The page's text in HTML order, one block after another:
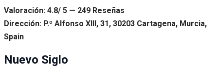
Valoración: 4.8/ 5 — 249 Reseñas
Dirección: P.º Alfonso XIII, 31, 30203 Cartagena, Murcia,
Spain
Nuevo Siglo